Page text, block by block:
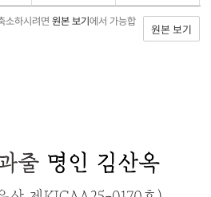
소하시려면원본 보기에서 가능합
원본 보기